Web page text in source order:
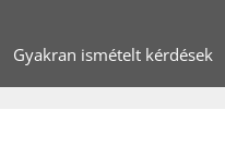
Gyakran ismételt kérdések